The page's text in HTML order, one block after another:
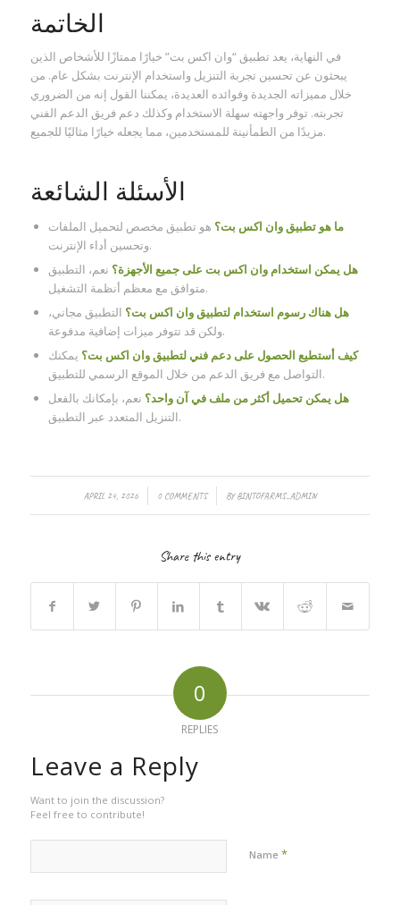
الخاتمة
في النهاية، يعد تطبيق “وان اكس بت” خيارًا ممتازًا للأشخاص الذين
يبحثون عن تحسين تجربة التنزيل واستخدام الإنترنت بشكل عام. من
خلال مميزاته الجديدة وفوائده العديدة، يمكننا القول إنه من الضروري
تجربته. توفر واجهته سهلة الاستخدام وكذلك دعم فريق الدعم الفني
مزيدًا من الطمأنينة للمستخدمين، مما يجعله خيارًا مثاليًا للجميع.
الأسئلة الشائعة
ما هو تطبيق وان اكس بت؟ هو تطبيق مخصص لتحميل الملفات
وتحسين أداء الإنترنت.
هل يمكن استخدام وان اكس بت على جميع الأجهزة؟ نعم، التطبيق
متوافق مع معظم أنظمة التشغيل.
هل هناك رسوم استخدام لتطبيق وان اكس بت؟ التطبيق مجاني،
ولكن قد تتوفر ميزات إضافية مدفوعة.
كيف أستطيع الحصول على دعم فني لتطبيق وان اكس بت؟ يمكنك
التواصل مع فريق الدعم من خلال الموقع الرسمي للتطبيق.
هل يمكن تحميل أكثر من ملف في آن واحد؟ نعم، بإمكانك بالفعل
التنزيل المتعدد عبر التطبيق.
APRIL 24, 2026
/ 0 COMMENTS
/ BYBINTOFARMS_ADMIN
Share this entry
0
REPLIES
Leave a Reply
Want to join the discussion?
Feel free to contribute!
Name *